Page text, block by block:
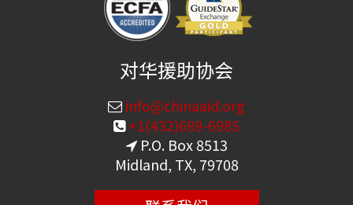
对华援助协会
info@chinaaid.org
+1(432)689-6985
P.O. Box 8513
Midland, TX, 79708